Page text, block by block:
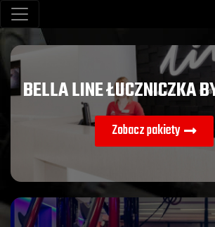
BELLA LINE ŁUCZNICZKA
Zobacz pakiety